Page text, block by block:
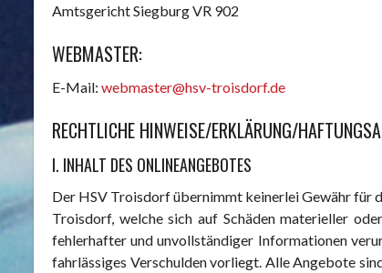
Amtsgericht Siegburg VR 902
WEBMASTER:
E-Mail: webmaster@hsv-troisdorf.de
RECHTLICHE HINWEISE/ERKLÄRUNG/
I. INHALT DES ONLINEANGEBOTES
Der HSV Troisdorf übernimmt keinerlei Gewähr
Troisdorf, welche sich auf Schäden materieller
fehlerhafter und unvollständiger Informationen
fahrlässiges Verschulden vorliegt. Alle Angebote